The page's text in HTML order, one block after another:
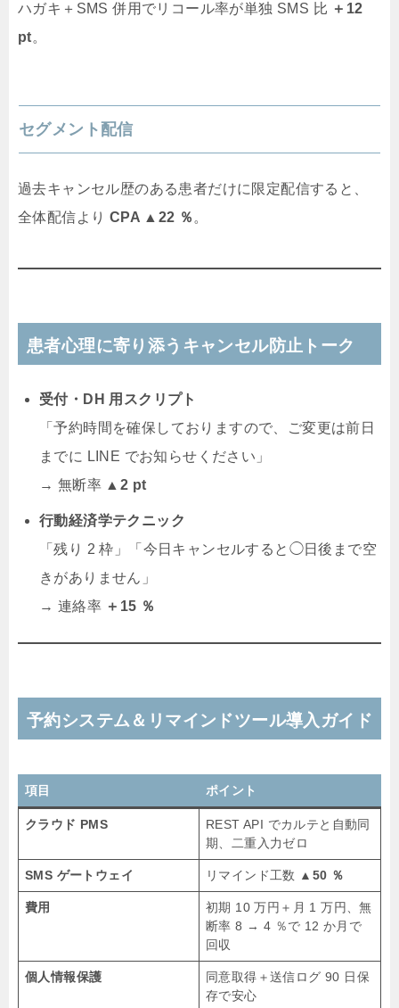
ハガキ＋SMS 併用でリコール率が単独 SMS 比 ＋12
pt。
セグメント配信
過去キャンセル歴のある患者だけに限定配信すると、
全体配信より CPA ▲22 ％ 。
患者心理に寄り添うキャンセル防止トーク
受付・DH 用スクリプト
「予約時間を確保しておりますので、ご変更は前日
までに LINE でお知らせください」
→ 無断率 ▲2 pt
行動経済学テクニック
「残り 2 枠」「今日キャンセルすると◯日後まで空
きがありません」
→ 連絡率 ＋15 ％
予約システム＆リマインドツール導入ガイド
項目 ポイント
クラウド PMS
REST API でカルテと自動同
期、二重入力ゼロ
SMS ゲートウェイ リマインド工数 ▲50 ％
費用
初期 10 万円＋月 1 万円、無
断率 8 → 4 ％で 12 か月で
回収
個人情報保護
同意取得＋送信ログ 90 日保
存で安心